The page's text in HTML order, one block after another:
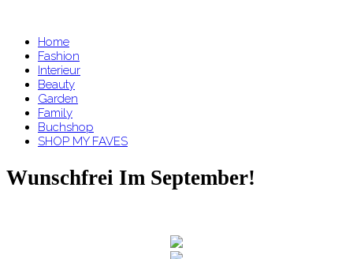
Home
Fashion
Interieur
Beauty
Garden
Family
Buchshop
SHOP MY FAVES
Wunschfrei Im September!